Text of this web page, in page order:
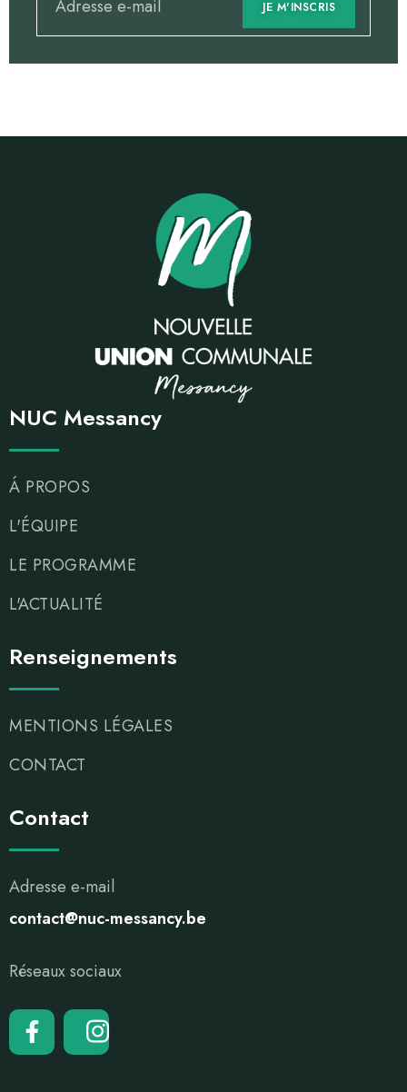
JE M'INSCRIS
NUC Messancy
Á PROPOS
L'ÉQUIPE
LE PROGRAMME
L'ACTUALITÉ
Renseignements
MENTIONS LÉGALES
CONTACT
Contact
Adresse e-mail
contact@nuc-messancy.be
Réseaux sociaux